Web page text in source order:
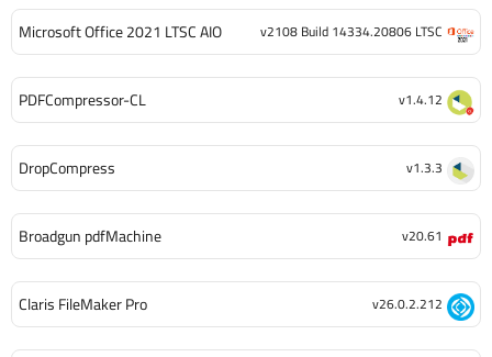
Microsoft Office 2021 LTSC AIO v2108 Build 14334.20806 LTSC
PDFCompressor-CL v1.4.12
DropCompress v1.3.3
Broadgun pdfMachine v20.61
Claris FileMaker Pro v26.0.2.212